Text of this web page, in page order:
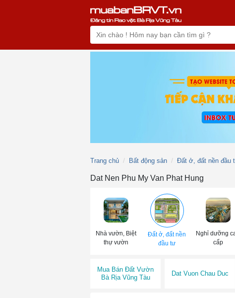
Trang chủ Bất động sản Đất ở, đất nền đầu
Dat Nen Phu My Van Phat Hung
Nhà vườn, Biệt
thự vườn
Đất ở, đất nền
đầu tư
Nghỉ dưỡng
cấp
Mua Bán Đất Vườn
Bà Rịa Vũng Tàu
Dat Vuon Chau Duc